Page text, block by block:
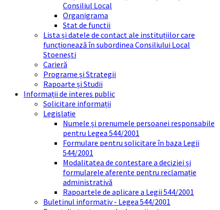
Consiliul Local
Organigrama
Stat de functii
Lista și datele de contact ale instituțiilor care
funcționează în subordinea Consiliului Local
Stoenești
Carieră
Programe și Strategii
Rapoarte și Studii
Informații de interes public
Solicitare informații
Legislație
Numele și prenumele persoanei responsabile
pentru Legea 544/2001
Formulare pentru solicitare în baza Legii
544/2001
Modalitatea de contestare a deciziei și
formularele aferente pentru reclamație
administrativă
Rapoartele de aplicare a Legii 544/2001
Buletinul informativ - Legea 544/2001